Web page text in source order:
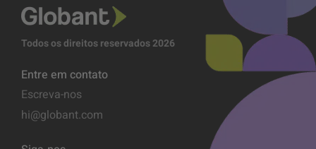
Todos os direitos reservados 2026
Entre em contato
Escreva-nos
hi@globant.com